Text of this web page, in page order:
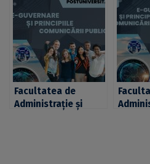
formare și
dezvoltare
profesională
continuă Biochimie
și Biologie
Moleculară
Facultatea de
Administrație și